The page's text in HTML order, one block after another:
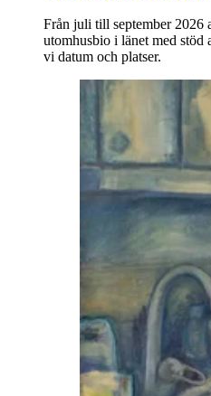
Från juli till september 2026
utomhusbio i länet med
vi datum och platser.